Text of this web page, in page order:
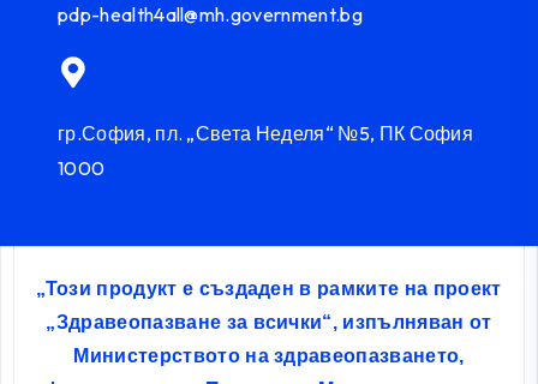
pdp-health4all@mh.government.bg
гр.София, пл. „Света Неделя“ №5, ПК София
1000
„Този продукт е създаден в рамките на проект
„Здравеопазване за всички“, изпълняван от
Министерството на здравеопазването,